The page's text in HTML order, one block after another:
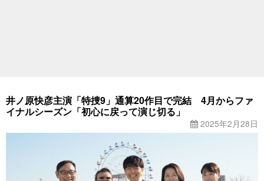
井ノ原快彦主演「特捜9」通算20作目で完結 4月からファ
イナルシーズン「初心に戻って演じ切る」
2025年2月28日